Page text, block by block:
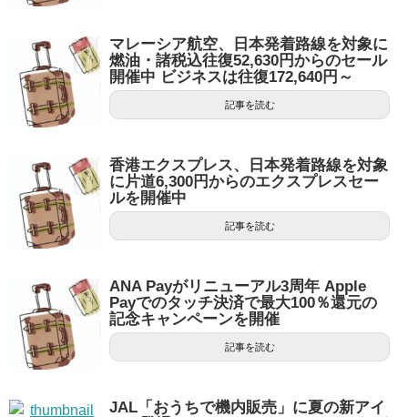
マレーシア航空、日本発着路線を対象に
燃油・諸税込往復52,630円からのセール
開催中 ビジネスは往復172,640円～
記事を読む
香港エクスプレス、日本発着路線を対象
に片道6,300円からのエクスプレスセー
ルを開催中
記事を読む
ANA Payがリニューアル3周年 Apple
Payでのタッチ決済で最大100％還元の
記念キャンペーンを開催
記事を読む
JAL「おうちで機内販売」に夏の新アイ